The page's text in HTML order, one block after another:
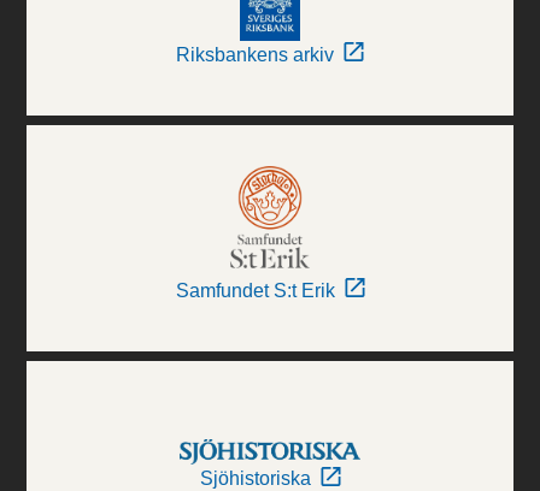
Riksbankens arkiv
Samfundet S:t Erik
Sjöhistoriska